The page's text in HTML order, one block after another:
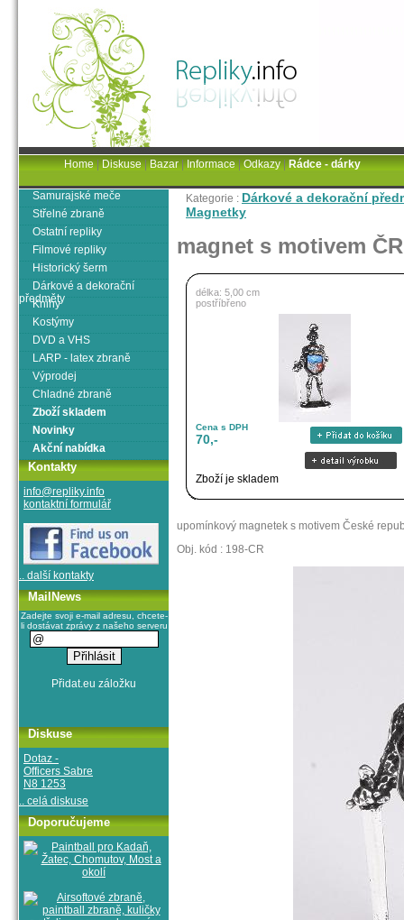
Kategorie : Dárkové a dekorační
Magnetky
magnet s motivem ČR
délka: 5,00 cm
postříbřeno
Cena s DPH
70,-
Zboží je skladem
upomínkový magnetek s motivem České
Obj. kód : 198-CR
Samurajské meče
Střelné zbraně
Ostatní repliky
Filmové repliky
Historický šerm
Dárkové a dekorační
předměty
Knihy
Kostýmy
DVD a VHS
LARP - latex zbraně
Výprodej
Chladné zbraně
Zboží skladem
Novinky
Akční nabídka
Kontakty
info@repliky.info
kontaktní formulář
.. další kontakty
MailNews
Zadejte svoji e-mail adresu, chcete-
li dostávat zprávy z našeho serveru
Diskuse
Dotaz -
Officers Sabre
N8 1253
.. celá diskuse
Doporučujeme
Home|Diskuse|Bazar|Informace|Odkazy|Rádce - dárky